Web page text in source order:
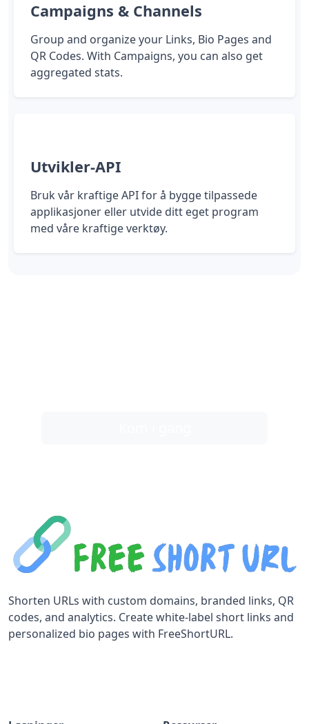
Campaigns & Channels
Group and organize your Links, Bio Pages and
QR Codes. With Campaigns, you can also get
aggregated stats.
Utvikler-API
Bruk vår kraftige API for å bygge tilpassede
applikasjoner eller utvide ditt eget program
med våre kraftige verktøy.
Shorten URLs with custom domains, branded links, QR
codes, and analytics. Create white-label short links and
personalized bio pages with FreeShortURL.